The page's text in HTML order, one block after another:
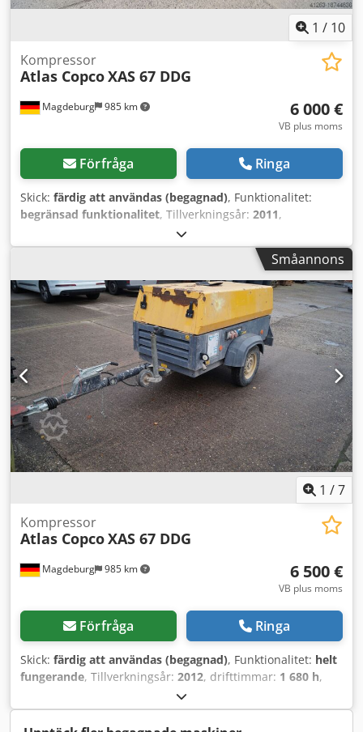
1 / 10
Magdeburg 985 km
Kompressor
Atlas CopcoXAS 67 DDG
6 000 €
VB plus moms
Förfråga Ringa
Skick: färdig att användas (begagnad), Funktionalitet:
begränsad funktionalitet, Tillverkningsår: 2011,
, Utrustning:
Kompressor Atlas Copco XAS 67 DDG, tillverkningsår 2011,
1192 driftstimmar, volymflöde 3,5 m³, nödelström 12,5 kVA,
anslutningar: 1 x 230 Volt, 2 x 400 Volt, ser.nr.
YA3062566B0165583, godkännande finns, vid reservström
löser säkringen ut, eftermonterat partikelfilter SMF-MR.
Cjdpev Rbufsfx Adpjrf
Småannons
1 /7
Magdeburg 985 km
Kompressor
Atlas CopcoXAS 67 DDG
6 500 €
VB plus moms
Förfråga Ringa
Skick: färdig att användas (begagnad), Funktionalitet: helt
fungerande, Tillverkningsår: 2012, drifttimmar: 1 680 h,
Kompressor Atlas Copco XAS 67 DDG, tillverkningsår 2012,
1680 driftstimmar, volymflöde 3,5 m³, nödström 12,5 kVA,
anslutningar 1 x 230 volt, 2 x 400 volt, serienummer